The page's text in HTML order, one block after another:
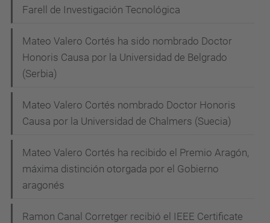
Farell de Investigación Tecnológica
Mateo Valero Cortés ha sido nombrado Doctor
Honoris Causa por la Universidad de Belgrado
(Serbia)
Mateo Valero Cortés nombrado Doctor Honoris
Causa por la Universidad de Chalmers (Suecia)
Mateo Valero Cortés ha recibido el Premio Aragón,
máxima distinción otorgada por el Gobierno
aragonés
Ramon Canal Corretger recibió el IEEE Certificate